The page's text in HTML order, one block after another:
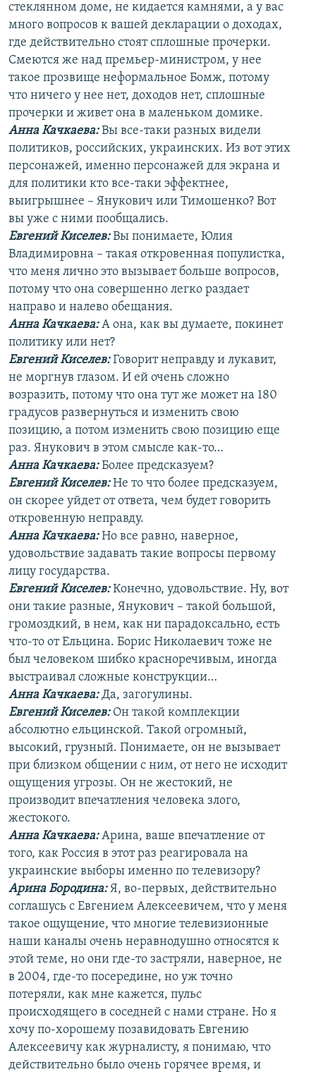
стеклянном доме, не кидается камнями, а у вас
много вопросов к вашей декларации о доходах,
где действительно стоят сплошные прочерки.
Смеются же над премьер-министром, у нее
такое прозвище неформальное Бомж, потому
что ничего у нее нет, доходов нет, сплошные
прочерки и живет она в маленьком домике.
Анна Качкаева:Вы все-таки разных видели
политиков, российских, украинских. Из вот этих
персонажей, именно персонажей для экрана и
для политики кто все-таки эффектнее,
выигрышнее – Янукович или Тимошенко? Вот
вы уже с ними пообщались.
Евгений Киселев:Вы понимаете, Юлия
Владимировна – такая откровенная популистка,
что меня лично это вызывает больше вопросов,
потому что она совершенно легко раздает
направо и налево обещания.
Анна Качкаева:А она, как вы думаете, покинет
политику или нет?
Евгений Киселев:Говорит неправду и лукавит,
не моргнув глазом. И ей очень сложно
возразить, потому что она тут же может на 180
градусов развернуться и изменить свою
позицию, а потом изменить свою позицию еще
раз. Янукович в этом смысле как-то…
Анна Качкаева:Более предсказуем?
Евгений Киселев:Не то что более предсказуем,
он скорее уйдет от ответа, чем будет говорить
откровенную неправду.
Анна Качкаева:Но все равно, наверное,
удовольствие задавать такие вопросы первому
лицу государства.
Евгений Киселев:Конечно, удовольствие. Ну, вот
они такие разные, Янукович – такой большой,
громоздкий, в нем, как ни парадоксально, есть
что-то от Ельцина. Борис Николаевич тоже не
был человеком шибко красноречивым, иногда
выстраивал сложные конструкции…
Анна Качкаева:Да, загогулины.
Евгений Киселев:Он такой комплекции
абсолютно ельцинской. Такой огромный,
высокий, грузный. Понимаете, он не вызывает
при близком общении с ним, от него не исходит
ощущения угрозы. Он не жестокий, не
производит впечатления человека злого,
жестокого.
Анна Качкаева:Арина, ваше впечатление от
того, как Россия в этот раз реагировала на
украинские выборы именно по телевизору?
Арина Бородина:Я, во-первых, действительно
соглашусь с Евгением Алексеевичем, что у меня
такое ощущение, что многие телевизионные
наши каналы очень неравнодушно относятся к
этой теме, но они где-то застряли, наверное, не
в 2004, где-то посередине, но уж точно
потеряли, как мне кажется, пульс
происходящего в соседней с нами стране. Но я
хочу по-хорошему позавидовать Евгению
Алексеевичу как журналисту, я понимаю, что
действительно было очень горячее время, и